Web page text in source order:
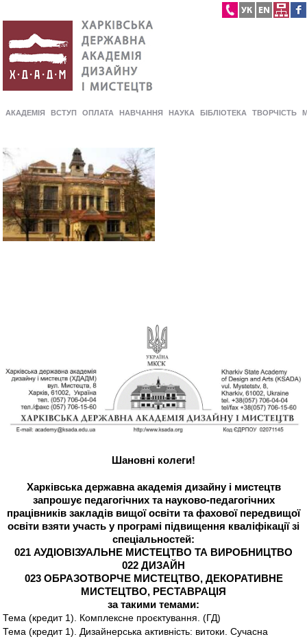
АКАДЕМІЯ ВСТУП ОПЛАТА НАВЧАННЯ НАУКА БІБЛІОТЕКА ТВОРЧІСТЬ
Шановні колеги!
Харківська державна академія дизайну і мистецтв
запрошує педагогічних та науково-педагогічних
працівників закладів вищої освіти та фахової передвищої
освіти взяти участь у програмі підвищення кваліфікації зі
спеціальностей:
021 АУДІОВІЗУАЛЬНЕ МИСТЕЦТВО ТА ВИРОБНИЦТВО
022 ДИЗАЙН
023 ОБРАЗОТВОРЧЕ МИСТЕЦТВО, ДЕКОРАТИВНЕ
МИСТЕЦТВО, РЕСТАВРАЦІЯ
за такими темами:
Тема (кредит 1). Комплексне проєктування. (ГД)
Тема (кредит 1). Дизайнерська активність: витоки. Сучасна